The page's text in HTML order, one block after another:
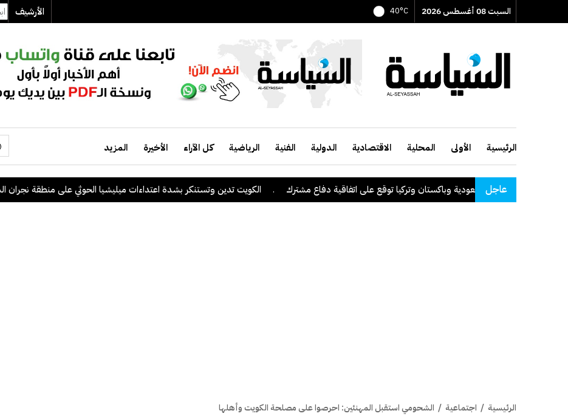
السبت 08 أغسطس 2026 40°C الأرشيف
الرئيسية الأولى المحلية الاقتصادية الدولية الفنية الرياضية كل الآراء الأخيرة المزيد
عاجل
السعودية وباكستان وتركيا توقع على اتفاقية دفاع مشترك . الكويت تدين وتستنكر بشدة اعتداءات ميليشيا الحوثي على منطقة نجران السعودية
الرئيسية / اجتماعية / الشحومي استقبل المهنئين: احرصوا على مصلحة الكويت وأهلها